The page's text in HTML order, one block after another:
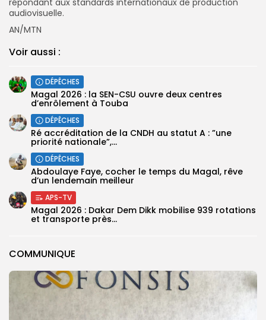
COMMUNIQUE
répondant aux standards internationaux de production
audiovisuelle.
AN/MTN
Voir aussi :
DÉPÊCHES
Magal 2026 : la SEN-CSU ouvre deux centres
d’enrôlement à Touba
DÉPÊCHES
Ré accréditation de la CNDH au statut A : ”une
priorité nationale”,...
DÉPÊCHES
Abdoulaye Faye, cocher le temps du Magal, rêve
d’un lendemain meilleur
APS-TV
Magal 2026 : Dakar Dem Dikk mobilise 939 rotations
et transporte près...